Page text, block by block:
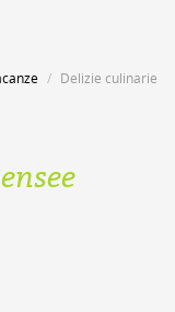
Delizie culinarie